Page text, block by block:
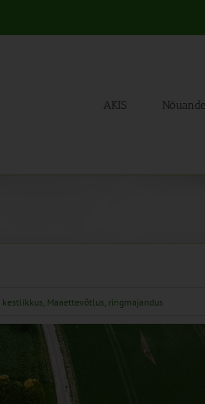
AKIS
kestlikkus Maaettevõtlus ringmajandus